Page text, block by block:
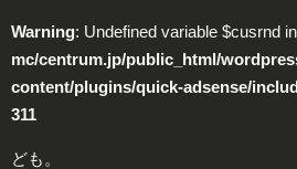
Warning: Undefined variable $cusrnd in
mc/centrum.jp/public_html/
content/plugins/quick-adsense/
311
ども。